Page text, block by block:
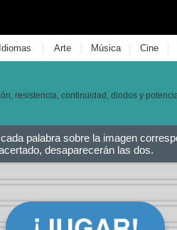
Idiomas | Arte | Música | Cine |
resistencia, continuidad, diodos y
palabra sobre la imagen
desaparecerán las dos.